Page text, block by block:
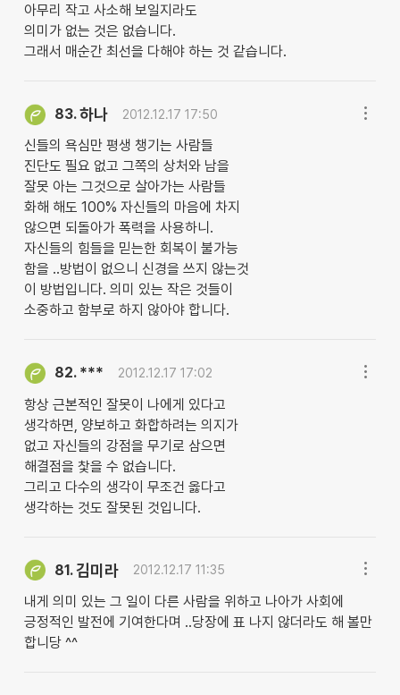
아무리 작고 사소해 보일지라도
의미가 없는 것은 없습니다.
그래서 매순간 최선을 다해야 하는 것 같습니다.
83.하나 2012.12.17 17:50
신들의 욕심만 평생 챙기는 사람들
진단도 필요 없고 그쪽의 상처와 남을
잘못 아는 그것으로 살아가는 사람들
화해 해도 100% 자신들의 마음에 차지
않으면 되돌아가 폭력을 사용하니.
자신들의 힘들을 믿는한 회복이 불가능
함을 ..방법이 없으니 신경을 쓰지 않는것
이 방법입니다. 의미 있는 작은 것들이
소중하고 함부로 하지 않아야 합니다.
82. *** 2012.12.17 17:02
항상 근본적인 잘못이 나에게 있다고
생각하면, 양보하고 화합하려는 의지가
없고 자신들의 강점을 무기로 삼으면
해결점을 찿을 수 없습니다.
그리고 다수의 생각이 무조건 옳다고
생각하는 것도 잘못된 것입니다.
81.김미라 2012.12.17 11:35
내게 의미 있는 그 일이 다른 사람을 위하고 나아가 사회에
긍정적인 발전에 기여한다며 ..당장에 표 나지 않더라도 해 볼만
합니당 ^^